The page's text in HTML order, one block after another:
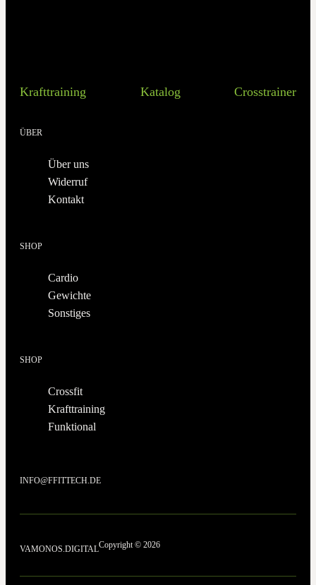
Krafttraining Katalog Crosstrainer
ÜBER
Über uns
Widerruf
Kontakt
SHOP
Cardio
Gewichte
Sonstiges
SHOP
Crossfit
Krafttraining
Funktional
INFO@FFITTECH.DE
VAMONOS.DIGITALCopyright © 2026